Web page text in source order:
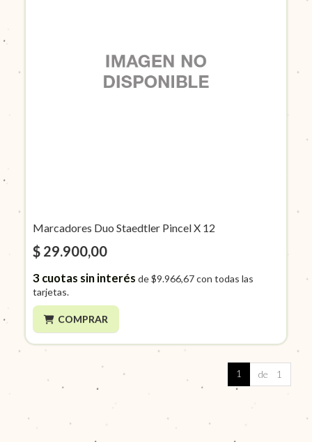
Marcadores Duo Staedtler Pincel X 12
$ 29.900,00
3cuotas sin interés de$9.966,67con todas las
tarjetas.
COMPRAR
1 de 1